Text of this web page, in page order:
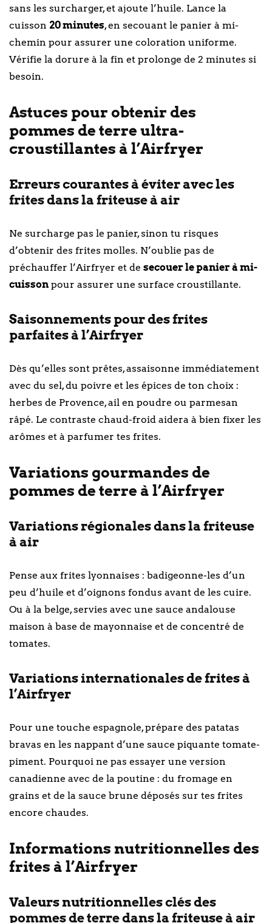
sans les surcharger, et ajoute l’huile. Lance la
cuisson 20 minutes, en secouant le panier à mi-
chemin pour assurer une coloration uniforme.
Vérifie la dorure à la fin et prolonge de 2 minutes si
besoin.
Astuces pour obtenir des
pommes de terre ultra-
croustillantes à l’Airfryer
Erreurs courantes à éviter avec les
frites dans la friteuse à air
Ne surcharge pas le panier, sinon tu risques
d’obtenir des frites molles. N’oublie pas de
préchauffer l’Airfryer et de secouer le panier à mi-
cuisson pour assurer une surface croustillante.
Saisonnements pour des frites
parfaites à l’Airfryer
Dès qu’elles sont prêtes, assaisonne immédiatement
avec du sel, du poivre et les épices de ton choix :
herbes de Provence, ail en poudre ou parmesan
râpé. Le contraste chaud-froid aidera à bien fixer les
arômes et à parfumer tes frites.
Variations gourmandes de
pommes de terre à l’Airfryer
Variations régionales dans la friteuse
à air
Pense aux frites lyonnaises : badigeonne-les d’un
peu d’huile et d’oignons fondus avant de les cuire.
Ou à la belge, servies avec une sauce andalouse
maison à base de mayonnaise et de concentré de
tomates.
Variations internationales de frites à
l’Airfryer
Pour une touche espagnole, prépare des patatas
bravas en les nappant d’une sauce piquante tomate-
piment. Pourquoi ne pas essayer une version
canadienne avec de la poutine : du fromage en
grains et de la sauce brune déposés sur tes frites
encore chaudes.
Informations nutritionnelles des
frites à l’Airfryer
Valeurs nutritionnelles clés des
pommes de terre dans la friteuse à air